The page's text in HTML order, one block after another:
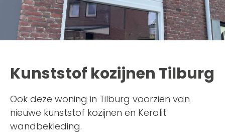
Kunststof kozijnen Tilburg
Ook deze woning in Tilburg voorzien van
nieuwe kunststof kozijnen en Keralit
wandbekleding.